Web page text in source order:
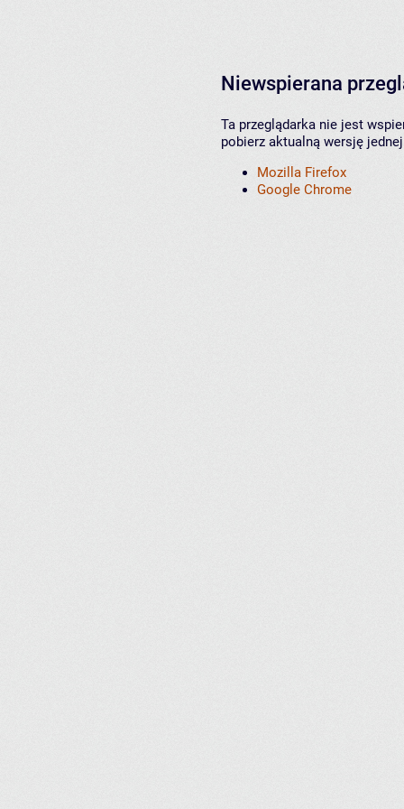
Niewspierana
Ta przeglądarka nie jest
pobierz aktualną wersję
Mozilla Firefox
Google Chrome